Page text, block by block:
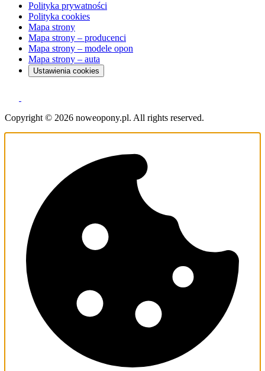
Polityka prywatności
Polityka cookies
Mapa strony
Mapa strony – producenci
Mapa strony – modele opon
Mapa strony – auta
Ustawienia cookies
Copyright © 2026 noweopony.pl. All rights reserved.